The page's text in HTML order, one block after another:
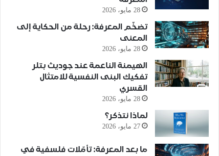
28 مايو، 2026
تضخّم المعرفة: رحلة من الحكاية إلى
المعنى
28 مايو، 2026
الهيمنة الناعمة عند جوديث بتلر
تفكيك البنى النفسية للامتثال
القسري
28 مايو، 2026
لماذا نتذكر؟
27 مايو، 2026
ما بعد المعرفة: تأمّلات فلسفية في